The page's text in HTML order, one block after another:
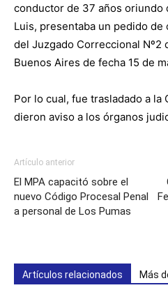
conductor de 37 años oriundo
Luis, presentaba un pedido
del Juzgado Correccional Nº2
Buenos Aires de fecha 15 de
Por lo cual, fue trasladado a la
dieron aviso a los órganos
Artículo anterior
El MPA capacitó sobre el
nuevo Código Procesal Penal
a personal de Los Pumas
Artículos relacionados Más